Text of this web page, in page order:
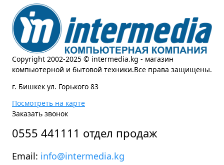
Copyright 2002-2025 © intermedia.kg - магазин
компьютерной и бытовой техники.Все права защищены.
г. Бишкек ул. Горького 83
Посмотреть на карте
Заказать звонок
0555 441111 отдел продаж
Email: info@intermedia.kg